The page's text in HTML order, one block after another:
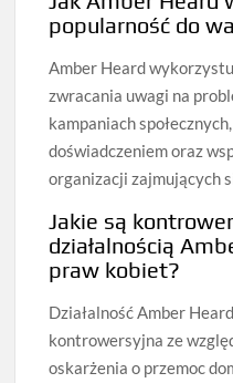
popularność do
Amber Heard
zwracania uwagi na
kampaniach
doświadczeniem oraz
organizacji zajmujących
Jakie są
działalnością
praw kobiet?
Działalność Amber
kontrowersyjna ze
oskarżenia o przemoc